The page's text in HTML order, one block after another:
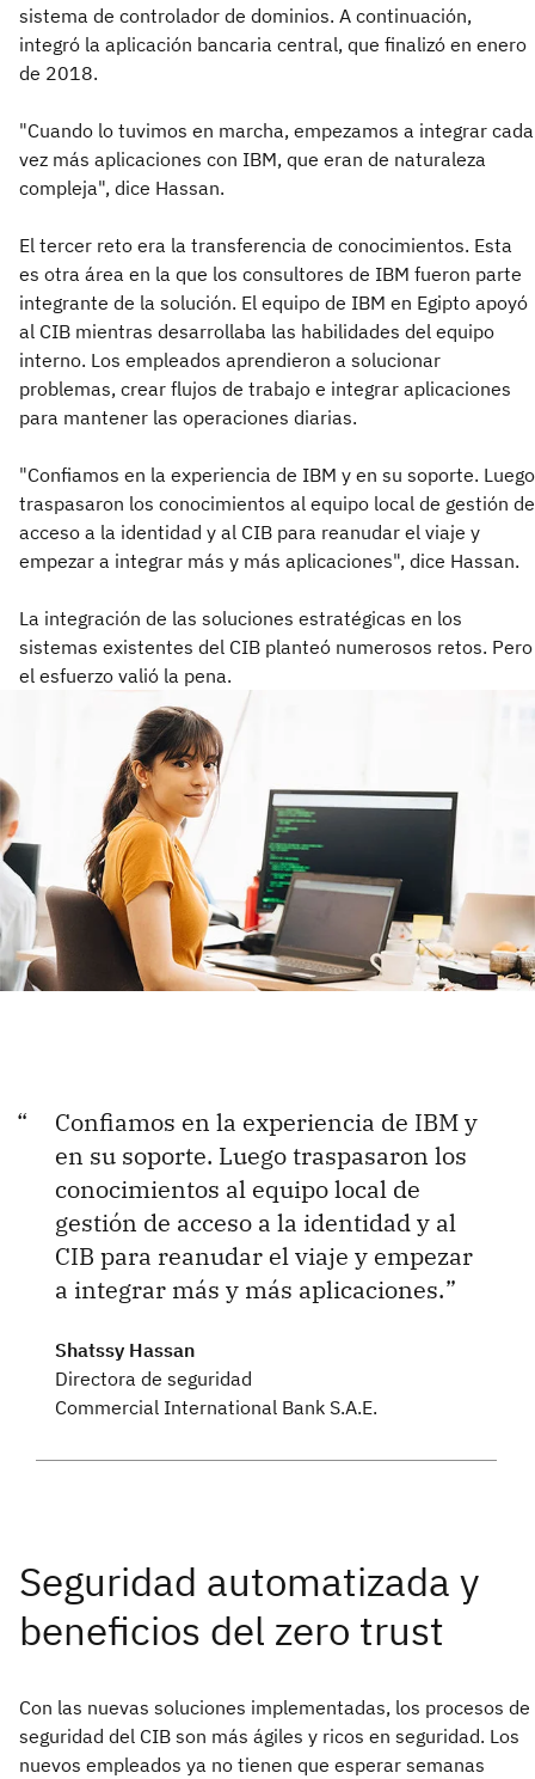
sistema de controlador de dominios. A continuación,
integró la aplicación bancaria central, que finalizó en enero
de 2018.
"Cuando lo tuvimos en marcha, empezamos a integrar cada
vez más aplicaciones con IBM, que eran de naturaleza
compleja", dice Hassan.
El tercer reto era la transferencia de conocimientos. Esta
es otra área en la que los consultores de IBM fueron parte
integrante de la solución. El equipo de IBM en Egipto apoyó
al CIB mientras desarrollaba las habilidades del equipo
interno. Los empleados aprendieron a solucionar
problemas, crear flujos de trabajo e integrar aplicaciones
para mantener las operaciones diarias.
"Confiamos en la experiencia de IBM y en su soporte. Luego
traspasaron los conocimientos al equipo local de gestión de
acceso a la identidad y al CIB para reanudar el viaje y
empezar a integrar más y más aplicaciones", dice Hassan.
La integración de las soluciones estratégicas en los
sistemas existentes del CIB planteó numerosos retos. Pero
el esfuerzo valió la pena.
Confiamos en la experiencia de IBM y
en su soporte. Luego traspasaron los
conocimientos al equipo local de
gestión de acceso a la identidad y al
CIB para reanudar el viaje y empezar
a integrar más y más aplicaciones.
Shatssy Hassan
Directora de seguridad
Commercial International Bank S.A.E.
Con las nuevas soluciones implementadas, los procesos de
seguridad del CIB son más ágiles y ricos en seguridad. Los
nuevos empleados ya no tienen que esperar semanas